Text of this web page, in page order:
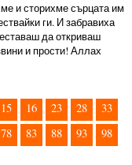
и сторихме сърцата им
ги. И забравиха
да откриваш
и прости! Аллах
15 16 23 28
33
78 83 88 93
98